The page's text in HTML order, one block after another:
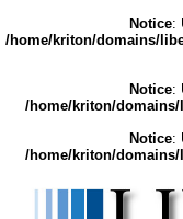
Notice:
/home/kriton/domains/
Notice:
/home/kriton/
Notice:
/home/kriton/